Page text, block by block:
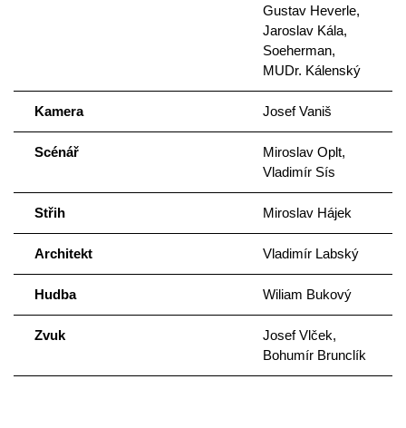
Gustav Heverle,
Jaroslav Kála,
Soeherman,
MUDr. Kálenský
Kamera Josef Vaniš
Scénář
Miroslav Oplt,
Vladimír Sís
Střih Miroslav Hájek
Architekt Vladimír Labský
Hudba Wiliam Bukový
Zvuk
Josef Vlček,
Bohumír Brunclík